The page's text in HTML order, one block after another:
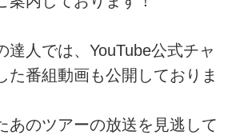
達人では、YouTube公式チャ
た番組動画も公開しておりま
あのツアーの放送を見逃して